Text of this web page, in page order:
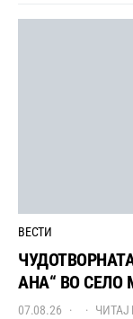
ВЕСТИ
АНА“ ВО
07.08.26 ЧИТАЈ